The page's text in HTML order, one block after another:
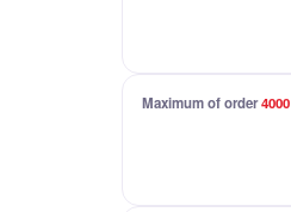
Maximum of order4000